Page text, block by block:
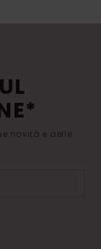
novità e delle